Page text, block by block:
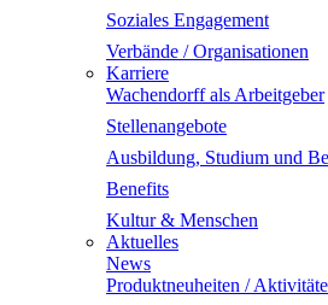
Soziales Engagement
Verbände / Organisationen
Karriere
Wachendorff als Arbeitgeber
Stellenangebote
Ausbildung, Studium und
Benefits
Kultur & Menschen
Aktuelles
News
Produktneuheiten /